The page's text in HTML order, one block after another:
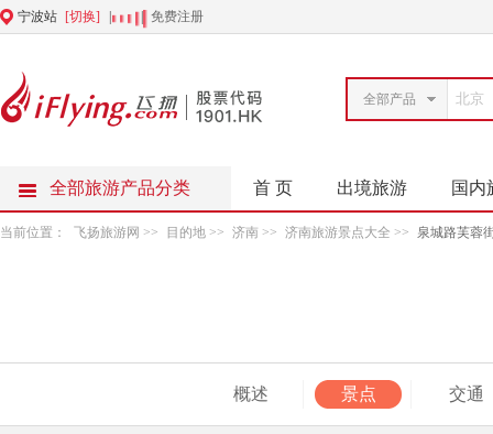
宁波站 [切换] | 免费注册
全部产品
全部旅游产品分类 首 页 出境旅游 国内
当前位置： 飞扬旅游网 >> 目的地 >> 济南 >> 济南旅游景点大全 >> 泉城路芙蓉
概述 景点 交通